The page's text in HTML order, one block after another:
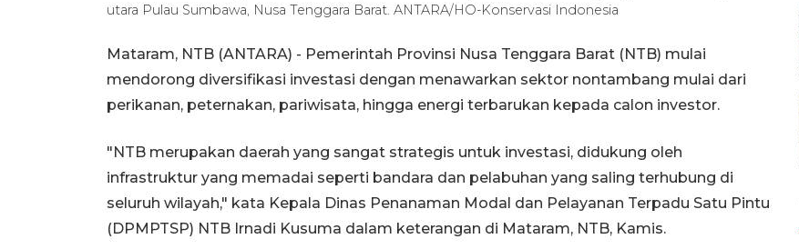
utara Pulau Sumbawa, Nusa Tenggara Barat. ANTARA/HO-Konservasi Indonesia
Mataram, NTB (ANTARA) - Pemerintah Provinsi Nusa Tenggara Barat (NTB) mulai
mendorong diversifikasi investasi dengan menawarkan sektor nontambang mulai dari
perikanan, peternakan, pariwisata, hingga energi terbarukan kepada calon investor.
"NTB merupakan daerah yang sangat strategis untuk investasi, didukung oleh
infrastruktur yang memadai seperti bandara dan pelabuhan yang saling terhubung di
seluruh wilayah," kata Kepala Dinas Penanaman Modal dan Pelayanan Terpadu Satu Pintu
(DPMPTSP) NTB Irnadi Kusuma dalam keterangan di Mataram, NTB, Kamis.